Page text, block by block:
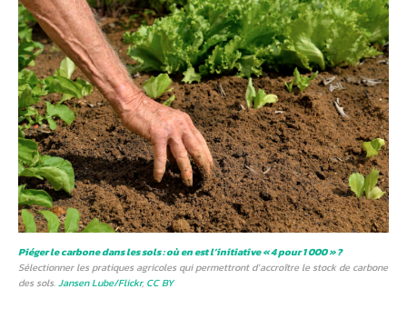
Piéger le carbone dans les sols : où en est l’initiative « 4 pour 1 000 » ?
Sélectionner les pratiques agricoles qui permettront d’accroître le stock de carbone
des sols.Jansen Lube/Flickr, CC BY